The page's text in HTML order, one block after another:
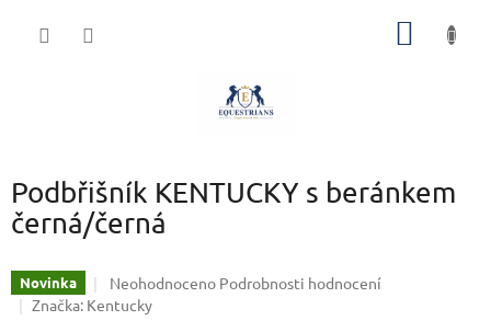
Podbřišník KENTUCKY s beránkem
černá/černá
Novinka
Průměrné
hodnocení
Neohodnoceno Podrobnosti hodnocení
Značka: Kentucky